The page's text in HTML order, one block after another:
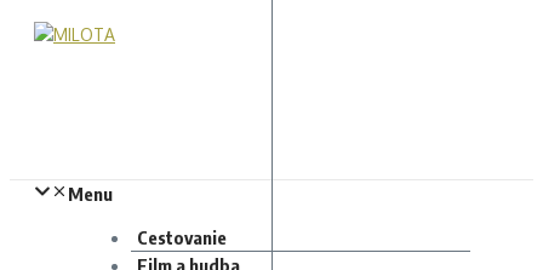
Menu
Cestovanie
Film a hudba